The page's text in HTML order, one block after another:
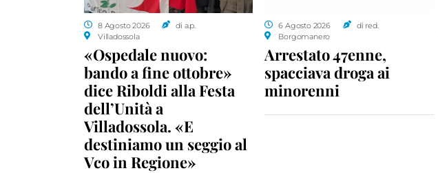
8 Agosto 2026
di a.p.
Villadossola
«Ospedale nuovo:
bando a fine ottobre»
dice Riboldi alla Festa
dell’Unità a
Villadossola. «E
destiniamo un seggio al
Vco in Regione»
6 Agosto 2026
di red.
Borgomanero
Arrestato 47enne,
spacciava droga ai
minorenni